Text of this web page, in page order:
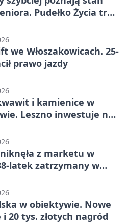
Pudełko Życia trafi
we Włoszakowicach. 25-
prawo jazdy
i kamienice w
Leszno inwestuje na
z marketu w
latek zatrzymany w
w obiektywie. Nowe
20 tys. złotych nagród